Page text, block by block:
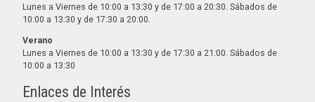
Lunes a Viernes de 10:00 a 13:30 y de 17:00 a 20:30. Sábados de
10:00 a 13:30 y de 17:30 a 20:00.
Verano
Lunes a Viernes de 10:00 a 13:30 y de 17:30 a 21:00. Sábados de
10:00 a 13:30
Enlaces de Interés